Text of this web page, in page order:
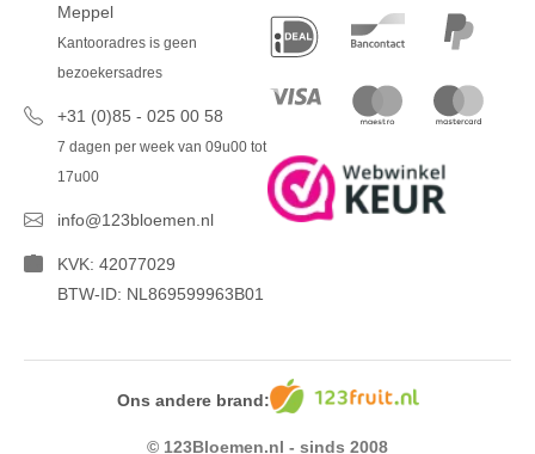
Meppel
Kantooradres is geen
bezoekersadres
+31 (0)85 - 025 00 58
7 dagen per week van 09u00 tot
17u00
info@123bloemen.nl
KVK: 42077029
BTW-ID: NL869599963B01
Ons andere brand:
© 123Bloemen.nl - sinds 2008